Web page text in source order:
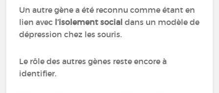
Un autre gène a été reconnu comme étant en
lien avec l’isolement social dans un modèle de
dépression chez les souris.
Le rôle des autres gènes reste encore à
identifier.